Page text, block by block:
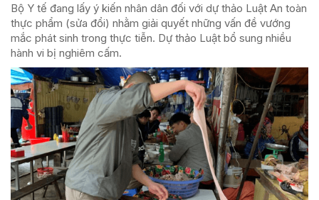
Bộ Y tế đang lấy ý kiến nhân dân đối với dự thảo Luật An toàn
thực phẩm (sửa đổi) nhằm giải quyết những vấn đề vướng
mắc phát sinh trong thực tiễn. Dự thảo Luật bổ sung nhiều
hành vi bị nghiêm cấm.